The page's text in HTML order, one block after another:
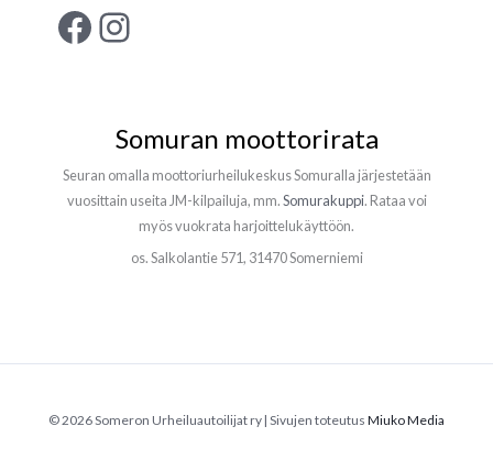
Facebook
Instagram
Somuran moottorirata
Seuran omalla moottoriurheilukeskus Somuralla järjestetään
vuosittain useita JM-kilpailuja, mm.Somurakuppi. Rataa voi
myös vuokrata harjoittelukäyttöön.
os. Salkolantie 571, 31470 Somerniemi
© 2026 Someron Urheiluautoilijat ry | Sivujen toteutus Miuko Media